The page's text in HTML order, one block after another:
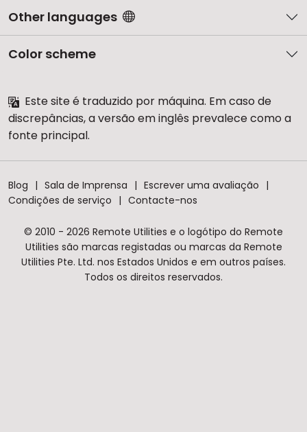
Other languages
Color scheme
Este site é traduzido por máquina. Em caso de
discrepâncias, a versão em inglês prevalece como a
fonte principal.
Blog Sala de Imprensa
Escrever uma avaliação
Condições de serviço
Contacte-nos
© 2010 - 2026 Remote Utilities e o logótipo do Remote
Utilities são marcas registadas ou marcas da Remote
Utilities Pte. Ltd. nos Estados Unidos e em outros países.
Todos os direitos reservados.